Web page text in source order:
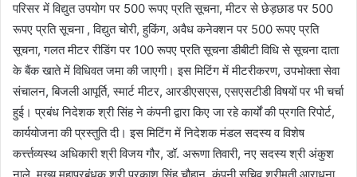
परिसर में विद्युत उपयोग पर 500 रूपए प्रति सूचना, मीटर से छेड़छाड पर 500
रूपए प्रति सूचना , विद्युत चोरी, हुकिंग, अवैध कनेक्शन पर 500 रूपए प्रति
सूचना, गलत मीटर रीडिंग पर 100 रूपए प्रति सूचना डीबीटी विधि से सूचना दाता
के बैंक खाते में विधिवत जमा की जाएगी। इस मिटिंग में मीटरीकरण, उपभोक्ता सेवा
संचालन, बिजली आपूर्ति, स्मार्ट मीटर, आरडीएसएस, एसएसटीडी विषयों पर भी चर्चा
हुई। प्रबंध निदेशक श्री सिंह ने कंपनी द्वारा किए जा रहे कार्यों की प्रगति रिपोर्ट,
कार्ययोजना की प्रस्तुति दी। इस मिटिंग में निदेशक मंडल सदस्य व विशेष
कर्त्त्तव्यस्थ अधिकारी श्री विजय गौर, डॉ. अरूणा तिवारी, नए सदस्य श्री अंकुश